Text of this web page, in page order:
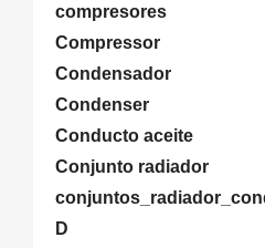
compresores
Compressor
Condensador
Condenser
Conducto aceite
Conjunto radiador
D